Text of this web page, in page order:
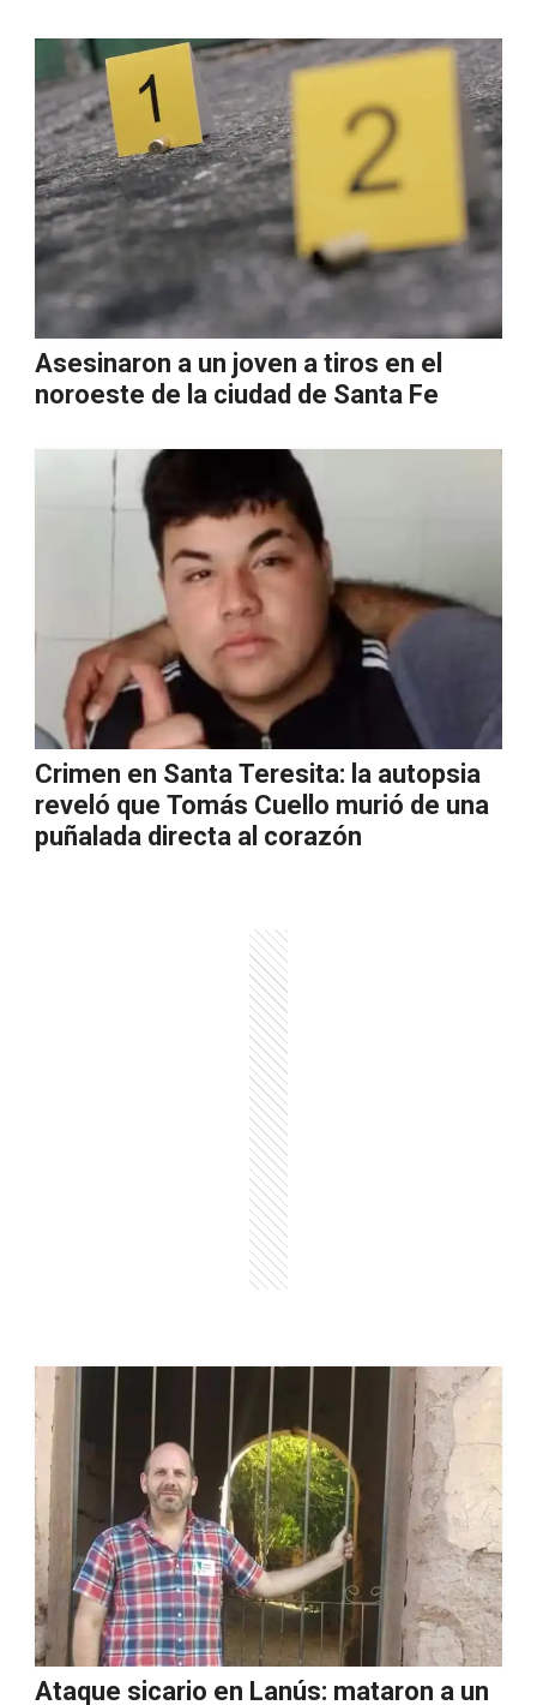
Asesinaron a un joven a tiros en el
noroeste de la ciudad de Santa Fe
Crimen en Santa Teresita: la autopsia
reveló que Tomás Cuello murió de una
puñalada directa al corazón
Ataque sicario en Lanús: mataron a un